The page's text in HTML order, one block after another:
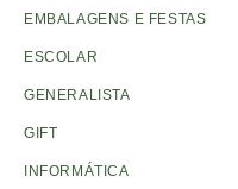
EMBALAGENS E FESTAS
ESCOLAR
GENERALISTA
GIFT
INFORMÁTICA